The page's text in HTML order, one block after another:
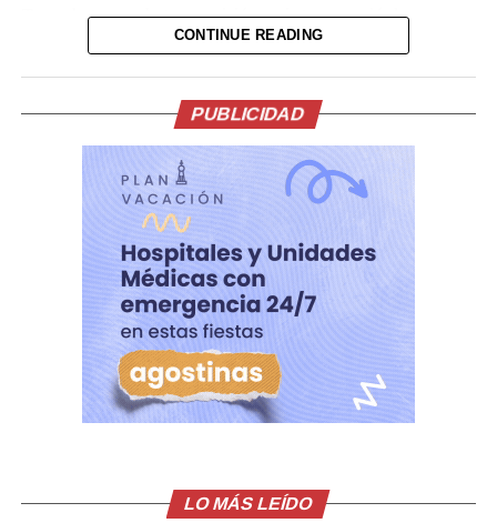
Tras el ataque, la transmisión se interrumpió de
inmediato. Posteriormente, el video fue retirado de la
parte de la grabación y han difundido imágenes del
hecho.
Lo presentían,
momentos antes de la
ejecución en medio de
una transmision en vivo
del Influencer César
Gastélum en Culiacán,
ya habian visto a los
CONTINUE READING
PUBLICIDAD
LO MÁS LEÍDO